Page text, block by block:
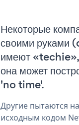
Некоторые
своими руками
имеют «techie»,
она может
'no time'.
Другие пытаются
исходным кодом